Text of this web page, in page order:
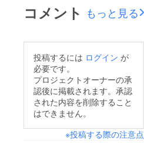
コメント もっと見る
投稿するには ログイン が
必要です。
プロジェクトオーナーの承
認後に掲載されます。承認
された内容を削除すること
はできません。
※投稿する際の注意点